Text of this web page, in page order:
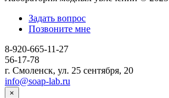
Задать вопрос
Позвоните мне
8-920-665-11-27
56-17-78
г. Смоленск, ул. 25 сентября, 20
info@soap-lab.ru
×